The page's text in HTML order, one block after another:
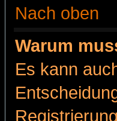
Nach oben
Warum
Es kann